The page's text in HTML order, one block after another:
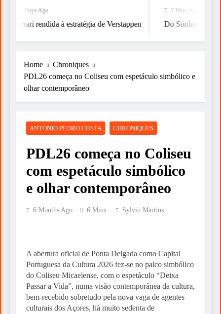
3 Days Ago
Ferrari rendida à estratégia de Verstappen
7 Days Ago
Do Sonho à Vitória
Home
Chroniques
PDL26 começa no Coliseu com espetáculo simbólico e
olhar contemporâneo
ANTÓNIO PEDRO COSTA CHRONIQUES
PDL26 começa no Coliseu
com espetáculo simbólico
e olhar contemporâneo
6 Months Ago 6 Mins Sylvio Martins
A abertura oficial de Ponta Delgada como Capital
Portuguesa da Cultura 2026 fez-se no palco simbólico
do Coliseu Micaelense, com o espetáculo “Deixa
Passar a Vida”, numa visão contemporânea da cultura,
bem-recebido sobretudo pela nova vaga de agentes
culturais dos Açores, há muito sedenta de